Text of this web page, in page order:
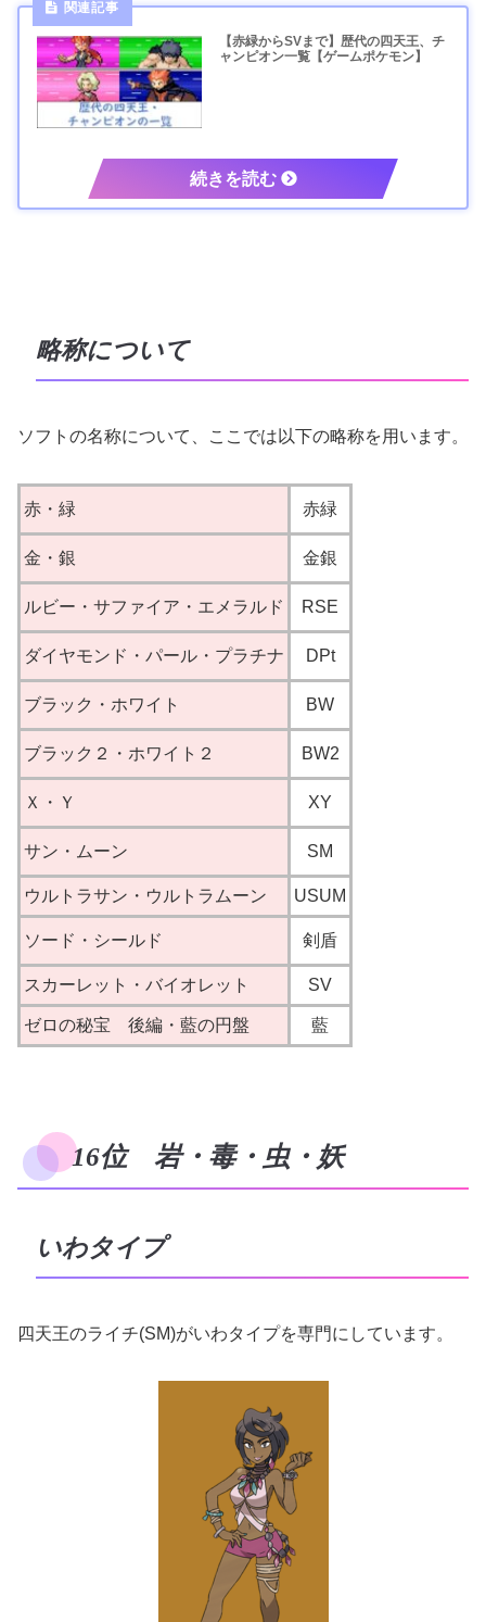
【赤緑からSVまで】歴代の四天王、チ
ャンピオン一覧【ゲームポケモン】
略称について
ソフトの名称について、ここでは以下の略称を用います。
赤・緑 赤緑
金・銀 金銀
ルビー・サファイア・エメラルド RSE
ダイヤモンド・パール・プラチナ DPt
ブラック・ホワイト BW
ブラック２・ホワイト２ BW2
Ｘ・Ｙ XY
サン・ムーン SM
ウルトラサン・ウルトラムーン USUM
ソード・シールド 剣盾
スカーレット・バイオレット SV
ゼロの秘宝 後編・藍の円盤 藍
16位 岩・毒・虫・妖
いわタイプ
四天王のライチ(SM)がいわタイプを専門にしています。